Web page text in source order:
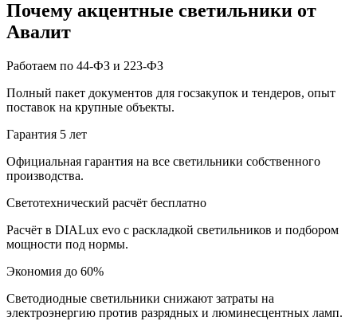
Почему акцентные светильники от
Авалит
Работаем по 44-ФЗ и 223-ФЗ
Полный пакет документов для госзакупок и тендеров, опыт
поставок на крупные объекты.
Гарантия 5 лет
Официальная гарантия на все светильники собственного
производства.
Светотехнический расчёт бесплатно
Расчёт в DIALux evo с раскладкой светильников и подбором
мощности под нормы.
Экономия до 60%
Светодиодные светильники снижают затраты на
электроэнергию против разрядных и люминесцентных ламп.